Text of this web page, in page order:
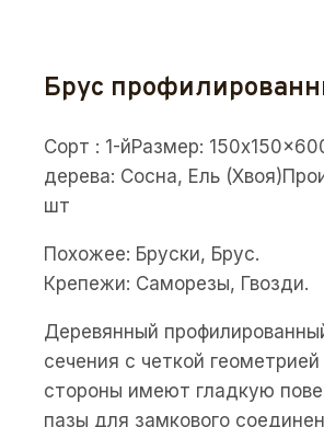
Брус
Сорт : 1-йРазмер:
дерева: Сосна, Ель
шт
Похожее: Бруски, Брус.
Крепежи: Саморезы, Гвозди.
Деревянный
сечения с четкой
стороны имеют гладкую
пазы для замкового